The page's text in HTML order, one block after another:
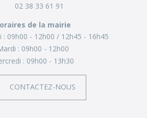
02 38 33 61 91
de la mairie
: 09h00 - 12h00
12h45 - 16h45
: 09h00 - 12h00
: 09h00 - 13h30
CONTACTEZ-NOUS